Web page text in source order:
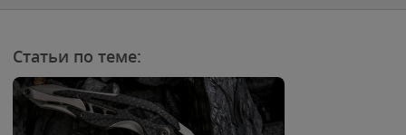
Статьи по теме: